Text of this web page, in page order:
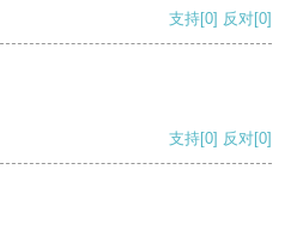
支持[0] 反对[0]
支持[0] 反对[0]